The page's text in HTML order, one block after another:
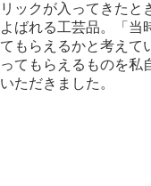
リックが入ってきたと
よばれる工芸品。「当
てもらえるかと考えて
ってもらえるものを私
いただきました。